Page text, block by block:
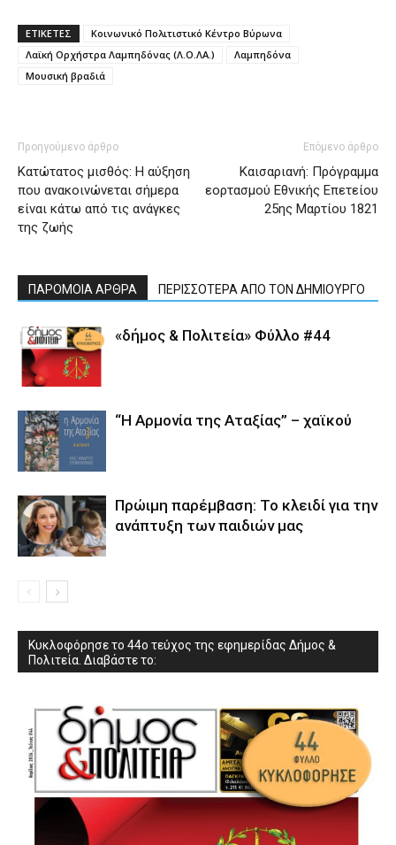
ΕΤΙΚΕΤΕΣ
Κοινωνικό Πολιτιστικό Κέντρο Βύρωνα
Λαϊκή Ορχήστρα Λαμπηδόνας (Λ.Ο.ΛΑ.)
Λαμπηδόνα
Μουσική βραδιά
Προηγούμενο άρθρο
Κατώτατος μισθός: Η αύξηση
που ανακοινώνεται σήμερα
είναι κάτω από τις ανάγκες
της ζωής
Επόμενο άρθρο
Καισαριανή: Πρόγραμμα
εορτασμού Εθνικής Επετείου
25ης Μαρτίου 1821
ΠΑΡΟΜΟΙΑ ΑΡΘΡΑ ΠΕΡΙΣΣΟΤΕΡΑ ΑΠΟ ΤΟΝ ΔΗΜΙΟΥΡΓΟ
«δήμος & Πολιτεία» Φύλλο #44
“Η Αρμονία της Αταξίας” – χαϊκού
Πρώιμη παρέμβαση: Το κλειδί για την
ανάπτυξη των παιδιών µας
Κυκλοφόρησε το 44ο τεύχος της εφημερίδας Δήμος &
Πολιτεία. Διαβάστε το: